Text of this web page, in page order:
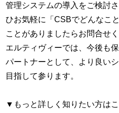
管理システムの導入をご検討
ひお気軽に「CSBでどんなこ
ことがありましたらお問合せく
エルティヴィーでは、今後も
パートナーとして、より良い
目指して参ります。
▼もっと詳しく知りたい方は